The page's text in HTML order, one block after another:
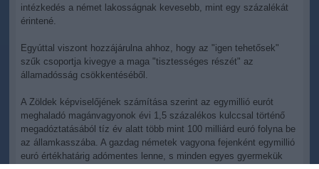
intézkedés a német lakosságnak kevesebb, mint egy százalékát
érintené.
Egyúttal viszont hozzájárulna ahhoz, hogy az "igen tehetősek"
szűk csoportja kivegye a maga "tisztességes részét" az
államadósság csökkentéséből.
A Zöldek képviselőjének számítása szerint az egymillió eurót
meghaladó magánvagyonok évi 1,5 százalékos kulccsal történő
megadóztatásából tíz év alatt több mint 100 milliárd euró folyna be
az államkasszába. A gazdag németek vagyona fejenként egymillió
euró értékhatárig adómentes lenne, s minden egyes gyermekük